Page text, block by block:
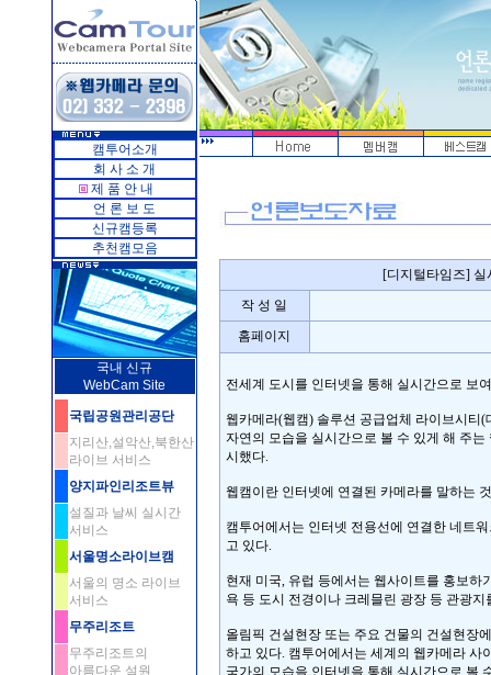
캠투어소개
회 사 소 개
제 품 안 내
언 론 보 도
신규캠등록
추천캠모음
국내 신규
WebCam Site
국립공원관리공단
지리산,설악산,북한산
라이브 서비스
양지파인리조트뷰
설질과 날씨 실시간
서비스
서울명소라이브캠
서울의 명소 라이브
서비스
무주리조트
무주리조트의
아름다운 설원
[디지털타임즈] 실
작 성 일
홈페이지
전세계 도시를 인터넷을 통해 실시간으로 보
웹카메라(웹캠) 솔루션 공급업체 라이브시티
자연의 모습을 실시간으로 볼 수 있게 해 주는
시했다.
웹캠이란 인터넷에 연결된 카메라를 말하는
캠투어에서는 인터넷 전용선에 연결한 네트
고 있다.
현재 미국, 유럽 등에서는 웹사이트를 홍보
욕 등 도시 전경이나 크레믈린 광장 등 관광
올림픽 건설현장 또는 주요 건물의 건설현장
하고 있다. 캠투어에서는 세계의 웹카메라 사
국가의 모습을 인터넷을 통해 실시간으로 볼